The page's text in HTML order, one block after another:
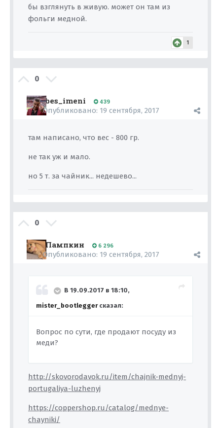
бы взглянуть в живую. может он там из
фольги медной.
1
0
bes_imeni 439
Опубликовано: 19 сентября, 2017
там написано, что вес - 800 гр.
не так уж и мало.
но 5 т. за чайник... недешево...
0
Пампкин 6 296
Опубликовано: 19 сентября, 2017
В 19.09.2017 в 18:10,
mister_bootleggerсказал:
Вопрос по сути, где продают посуду из
меди?
http://skovorodavok.ru/item/chajnik-mednyj-
portugaliya-luzhenyj
https://coppershop.ru/catalog/mednye-
chayniki/